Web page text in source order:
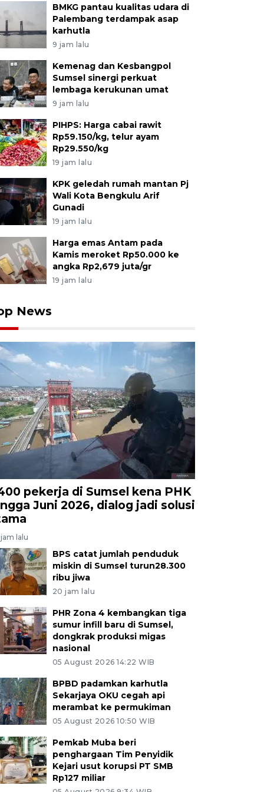
BMKG pantau kualitas udara di
Palembang terdampak asap
karhutla
9 jam lalu
Kemenag dan Kesbangpol
Sumsel sinergi perkuat
lembaga kerukunan umat
9 jam lalu
PIHPS: Harga cabai rawit
Rp59.150/kg, telur ayam
Rp29.550/kg
19 jam lalu
KPK geledah rumah mantan Pj
Wali Kota Bengkulu Arif
Gunadi
19 jam lalu
Harga emas Antam pada
Kamis meroket Rp50.000 ke
angka Rp2,679 juta/gr
19 jam lalu
News
pekerja di Sumsel kena PHK
Juni 2026, dialog jadi solusi
lalu
BPS catat jumlah penduduk
miskin di Sumsel turun28.300
ribu jiwa
20 jam lalu
PHR Zona 4 kembangkan tiga
sumur infill baru di Sumsel,
dongkrak produksi migas
nasional
05 August 2026 14:22 WIB
BPBD padamkan karhutla
Sekarjaya OKU cegah api
merambat ke permukiman
05 August 2026 10:50 WIB
Pemkab Muba beri
penghargaan Tim Penyidik
Kejari usut korupsi PT SMB
Rp127 miliar